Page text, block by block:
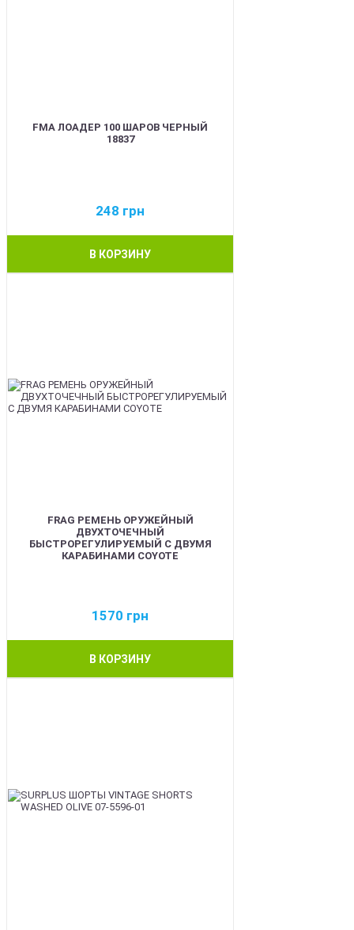
FMA ЛОАДЕР 100 ШАРОВ ЧЕРНЫЙ
18837
248 грн
В КОРЗИНУ
FRAG РЕМЕНЬ ОРУЖЕЙНЫЙ
ДВУХТОЧЕЧНЫЙ
БЫСТРОРЕГУЛИРУЕМЫЙ С ДВУМЯ
КАРАБИНАМИ COYOTE
1570 грн
В КОРЗИНУ